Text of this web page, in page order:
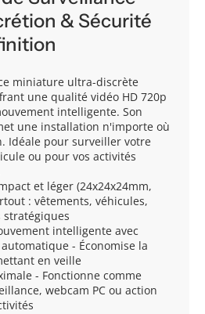
& Sécurité
miniature ultra-discrète
une qualité vidéo HD 720p
intelligente. Son
une installation n'importe où
Idéale pour surveiller votre
ou pour vos activités
et léger (24x24x24mm,
: vêtements, véhicules,
stratégiques
intelligente avec
- Économise la
en veille
- Fonctionne comme
webcam PC ou action